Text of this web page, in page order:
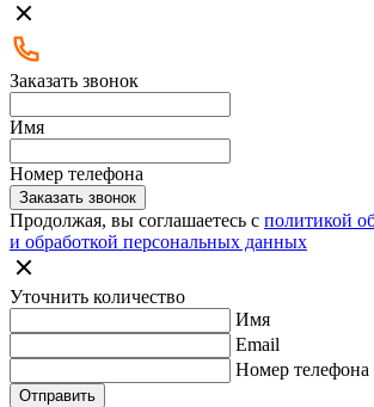
Заказать звонок
Имя
Номер телефона
Заказать звонок
Продолжая, вы соглашаетесь с политикой
и обработкой персональных данных
Уточнить количество
Имя
Email
Номер телефона
Отправить